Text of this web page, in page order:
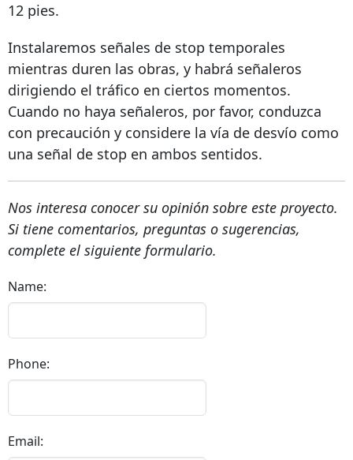
12 pies.
Instalaremos señales de stop temporales
mientras duren las obras, y habrá señaleros
dirigiendo el tráfico en ciertos momentos.
Cuando no haya señaleros, por favor, conduzca
con precaución y considere la vía de desvío como
una señal de stop en ambos sentidos.
Nos interesa conocer su opinión sobre este proyecto.
Si tiene comentarios, preguntas o sugerencias,
complete el siguiente formulario.
Name:
Phone:
Email: